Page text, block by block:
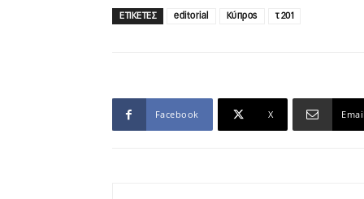
ΕΤΙΚΕΤΕΣ editorial Κύπρος τ 201
Facebook X